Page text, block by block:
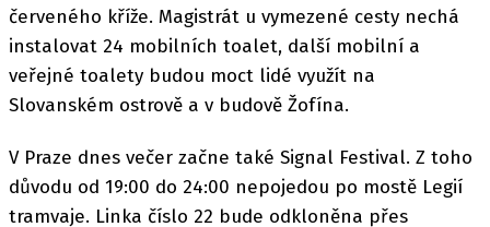
červeného kříže. Magistrát u vymezené cesty nechá
instalovat 24 mobilních toalet, další mobilní a
veřejné toalety budou moct lidé využít na
Slovanském ostrově a v budově Žofína.
V Praze dnes večer začne také Signal Festival. Z toho
důvodu od 19:00 do 24:00 nepojedou po mostě Legií
tramvaje. Linka číslo 22 bude odkloněna přes